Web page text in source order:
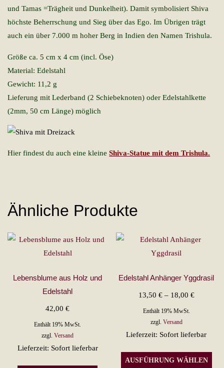
und Tamas =Trägheit und Dunkelheit). Damit symbolisiert Shiva
höchste Beherrschung und Sieg über das Ego. Im Übrigen trägt
auch ein über 7.000 m hoher Berg in Indien den Namen Trishula.
Größe ca. 5 cm x 4 cm (incl. Öse)
Material: Edelstahl
Gewicht: 11,2 g
Lieferung mit Lederband (2 Schiebeknoten) oder Edelstahlkette
(2mm, 50 cm Länge) möglich
Hier findest du auch eine kleineShiva-Statue mit dem Trishula.
Ähnliche Produkte
Lebensblume aus Holz und
Edelstahl
42,00€
Enthält 19% MwSt.
zzgl.Versand
Lieferzeit: Sofort lieferbar
Edelstahl Anhänger Yggdrasil
13,50 € – 18,00 €
18,00 €
Enthält 19% MwSt.
zzgl. Versand
Lieferzeit: Sofort lieferbar
AUSFÜHRUNG WÄHLEN